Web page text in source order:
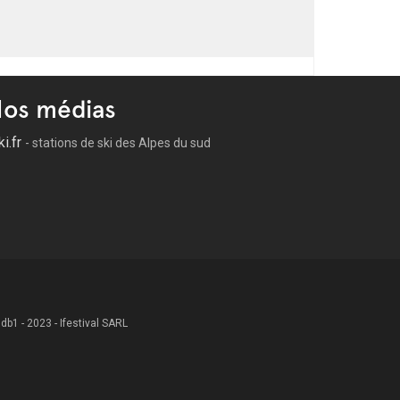
médias
- stations de ski des Alpes du sud
- 2023 - Ifestival SARL